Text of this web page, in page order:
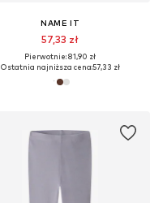
NAME IT
57,33 zł
Pierwotnie: 81,90 zł
Ostatnia najniższa cena:57,33 zł